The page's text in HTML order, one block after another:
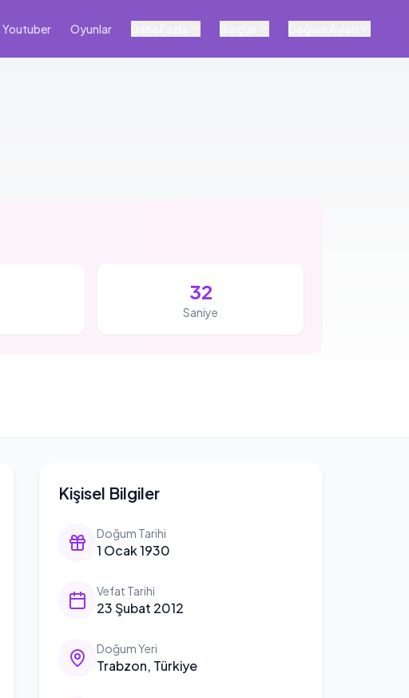
Youtuber Oyunlar
31
Saniye
Kişisel Bilgiler
Doğum Tarihi
1 Ocak 1930
Vefat Tarihi
23 Şubat 2012
Doğum Yeri
Trabzon, Türkiye